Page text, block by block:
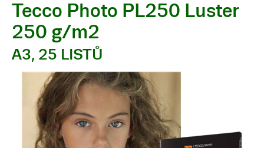
Tecco Photo PL250 Luster
250 g/m2
A3, 25 LISTŮ